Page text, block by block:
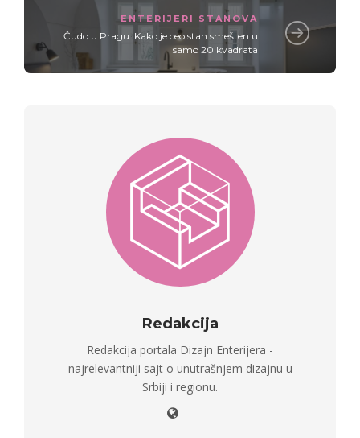
ENTERIJERI STANOVA
Čudo u Pragu: Kako je ceo stan smešten u
samo 20 kvadrata
Redakcija
Redakcija portala Dizajn Enterijera -
najrelevantniji sajt o unutrašnjem dizajnu u
Srbiji i regionu.